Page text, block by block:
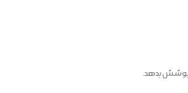
پوشش بدهد.